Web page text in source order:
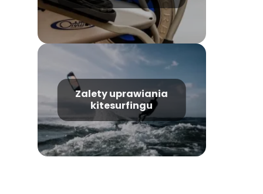
Zalety uprawiania
kitesurfingu